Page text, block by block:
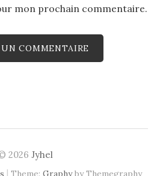
mon prochain commentaire.
2026 Jyhel
| Theme: Graphyby Themegraphy